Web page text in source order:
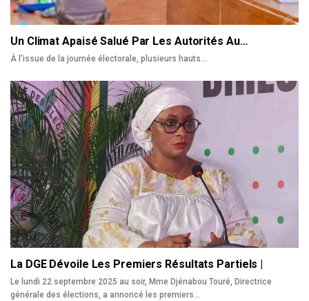
Un Climat Apaisé Salué Par Les Autorités Au…
À l’issue de la journée électorale, plusieurs hauts
La DGE Dévoile Les Premiers Résultats Partiels |
Le lundi 22 septembre 2025 au soir, Mme Djénabou Touré, Directrice
générale des élections, a annoncé les premiers…